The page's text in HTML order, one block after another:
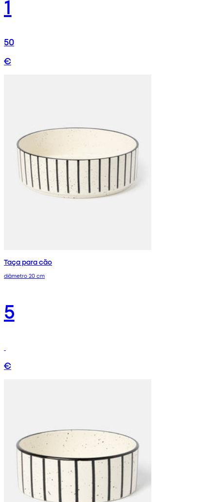
1
50
€
Taça para cão
diâmetro 20 cm
5
€